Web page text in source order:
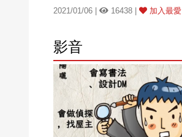
2021/01/06 | 16438 | 加入最愛
影音